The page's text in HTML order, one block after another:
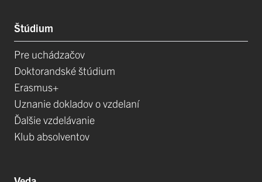
Štúdium
Pre uchádzačov
Doktorandské štúdium
Erasmus+
Uznanie dokladov o vzdelaní
Ďalšie vzdelávanie
Klub absolventov